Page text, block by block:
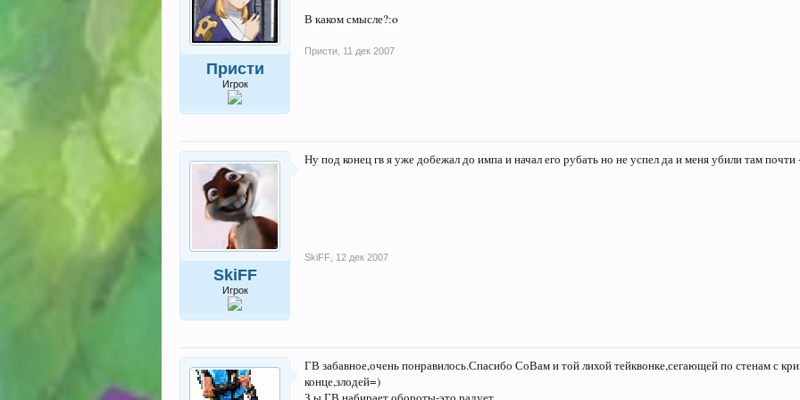
Присти
Игрок
В каком смысле?:o
Присти 11 дек 2007
SkiFF
Игрок
Ну под конец гв я уже добежал до импа и начал его рубать но не успел да и меня убили там почти
SkiFF 12 дек 2007
ГВ забавное,очень понравилось.Спасибо СоВам и той лихой тейквонке,сегающей по стенам с
конце,злодей=)